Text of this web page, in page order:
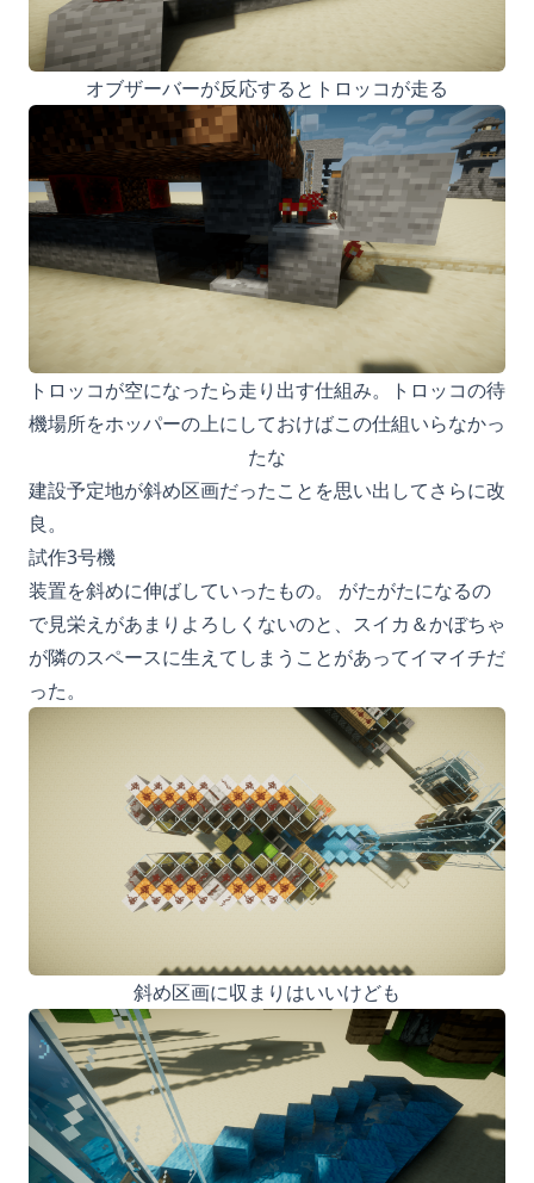
オブザーバーが反応するとトロッコが走る
トロッコが空になったら走り出す仕組み。トロッコの待
機場所をホッパーの上にしておけばこの仕組いらなかっ
たな
建設予定地が斜め区画だったことを思い出してさらに改
良。
試作3号機
装置を斜めに伸ばしていったもの。 がたがたになるの
で見栄えがあまりよろしくないのと、スイカ＆かぼちゃ
が隣のスペースに生えてしまうことがあってイマイチだ
った。
斜め区画に収まりはいいけども